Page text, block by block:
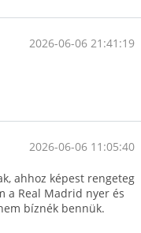
2026-06-06 21:41:19
2026-06-06 11:05:40
ahhoz képest rengeteg
a Real Madrid nyer és
bíznék bennük.